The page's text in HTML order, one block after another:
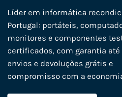
Líder em informática
Portugal: portáteis,
monitores e componentes
certificados, com garantia até
envios e devoluções grátis e
compromisso com a